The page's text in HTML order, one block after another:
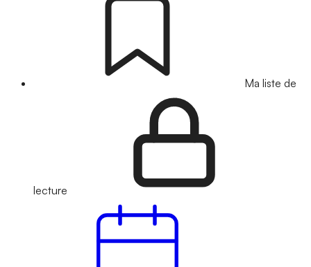
Ma liste de
lecture